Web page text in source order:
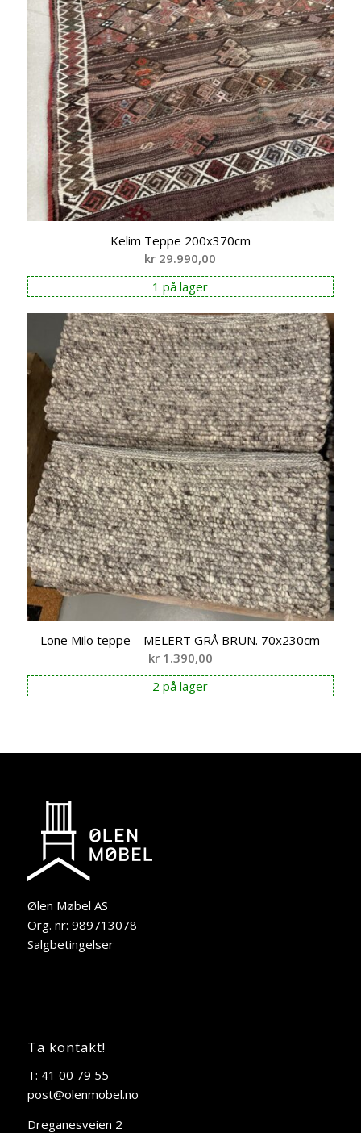
Kelim Teppe 200x370cm
kr 29.990,00
1 på lager
Lone Milo teppe – MELERT GRÅ BRUN. 70x230cm
kr1.390,00
2 på lager
Ølen Møbel AS
Org. nr: 989713078
Salgbetingelser
Ta kontakt!
T: 41 00 79 55
post@olenmobel.no
Dreganesveien 2